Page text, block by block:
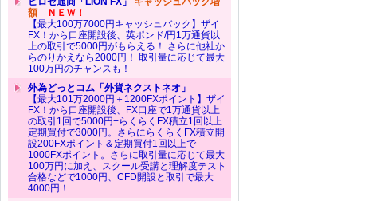
額ＮＥＷ！
【最大100万7000円キャッシュバック】ザイ
FX！から口座開設後、英ポンド/円1万通貨以
上の取引で5000円がもらえる！ さらに他社か
らのりかえなら2000円！ 取引量に応じて最大
100万円のチャンスも！
外為どっとコム「外貨ネクストネオ」
【最大101万2000円＋1200FXポイント】ザイ
FX！から口座開設後、FX口座で1万通貨以上
の取引1回で5000円+らくらくFX積立1回以上
定期買付で3000円。さらにらくらくFX積立開
設200FXポイント＆定期買付1回以上で
1000FXポイント。さらに取引量に応じて最大
100万円に加え、スクール受講と理解度テスト
合格などで1000円、CFD開設と取引で最大
4000円！